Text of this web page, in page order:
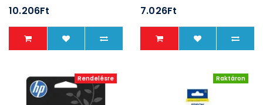
10.206Ft 7.026Ft
Rendelésre Raktáron